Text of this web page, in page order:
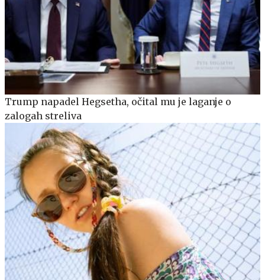
Trump napadel Hegsetha, očital mu je laganje o
zalogah streliva